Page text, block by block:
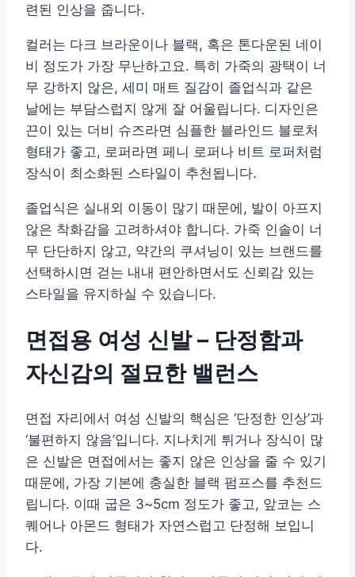
련된 인상을 줍니다.
컬러는 다크 브라운이나 블랙, 혹은 톤다운된 네이
비 정도가 가장 무난하고요. 특히 가죽의 광택이 너
무 강하지 않은, 세미 매트 질감이 졸업식과 같은
날에는 부담스럽지 않게 잘 어울립니다. 디자인은
끈이 있는 더비 슈즈라면 심플한 블라인드 블로처
형태가 좋고, 로퍼라면 페니 로퍼나 비트 로퍼처럼
장식이 최소화된 스타일이 추천됩니다.
졸업식은 실내외 이동이 많기 때문에, 발이 아프지
않은 착화감을 고려하셔야 합니다. 가죽 인솔이 너
무 단단하지 않고, 약간의 쿠셔닝이 있는 브랜드를
선택하시면 걷는 내내 편안하면서도 신뢰감 있는
스타일을 유지하실 수 있습니다.
면접용 여성 신발 – 단정함과
자신감의 절묘한 밸런스
면접 자리에서 여성 신발의 핵심은 ‘단정한 인상’과
‘불편하지 않음’입니다. 지나치게 튀거나 장식이 많
은 신발은 면접에서는 좋지 않은 인상을 줄 수 있기
때문에, 가장 기본에 충실한 블랙 펌프스를 추천드
립니다. 이때 굽은 3~5cm 정도가 좋고, 앞코는 스
퀘어나 아몬드 형태가 자연스럽고 단정해 보입니
다.